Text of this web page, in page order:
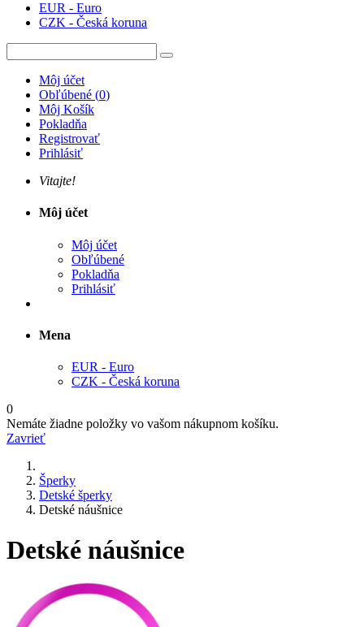
EUR - Euro
CZK - Česká koruna
Môj účet
Obľúbené (0)
Môj Košík
Pokladňa
Registrovať
Prihlásiť
Vitajte!
Môj účet
Môj účet
Obľúbené
Pokladňa
Prihlásiť
Mena
EUR - Euro
CZK - Česká koruna
0
Nemáte žiadne položky vo vašom nákupnom košíku.
Zavrieť
Šperky
Detské šperky
Detské náušnice
Detské náušnice